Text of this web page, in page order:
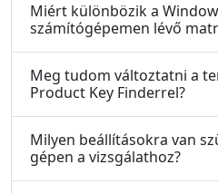
Miért különbözik a
számítógépemen lévő
Meg tudom változtatni a
Product Key Finderrel?
Milyen beállításokra van
gépen a vizsgálathoz?